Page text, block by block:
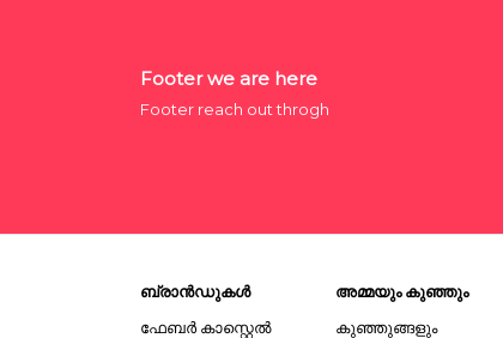
Footer we are here
Footer reach out throgh
ബ്രാൻഡുകൾ
ഫേബർ കാസ്റ്റെൽ
അമ്മയും കുഞ്ഞും
കുഞ്ഞുങ്ങളും